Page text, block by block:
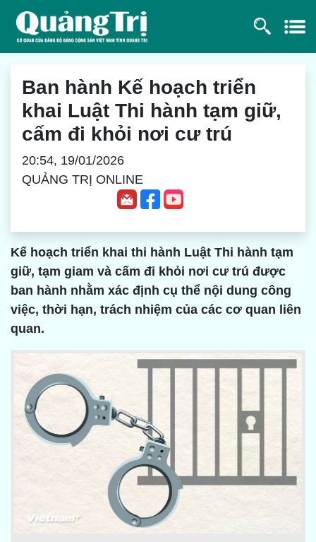
Ban hành Kế hoạch triển
khai Luật Thi hành tạm giữ,
cấm đi khỏi nơi cư trú
20:54, 19/01/2026
QUẢNG TRỊ ONLINE
Kế hoạch triển khai thi hành Luật Thi hành tạm
giữ, tạm giam và cấm đi khỏi nơi cư trú được
ban hành nhằm xác định cụ thể nội dung công
việc, thời hạn, trách nhiệm của các cơ quan liên
quan.